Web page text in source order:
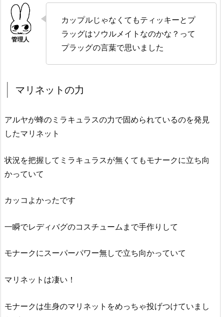
カップルじゃなくてもティッキーとプ
ラッグはソウルメイトなのかな？って
プラッグの言葉で思いました
マリネットの力
アルヤが蜂のミラキュラスの力で固められているのを発見
したマリネット
状況を把握してミラキュラスが無くてもモナークに立ち向
かっていて
カッコよかったです
一瞬でレディバグのコスチュームまで手作りして
モナークにスーパーパワー無しで立ち向かっていて
マリネットは凄い！
モナークは生身のマリネットをめっちゃ投げつけていまし